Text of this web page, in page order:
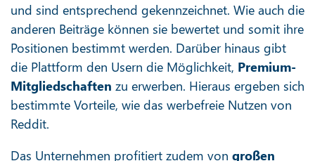
und sind entsprechend gekennzeichnet. Wie auch die
anderen Beiträge können sie bewertet und somit ihre
Positionen bestimmt werden. Darüber hinaus gibt
die Plattform den Usern die Möglichkeit, Premium-
Mitgliedschaften zu erwerben. Hieraus ergeben sich
bestimmte Vorteile, wie das werbefreie Nutzen von
Reddit.
Das Unternehmen profitiert zudem von großen